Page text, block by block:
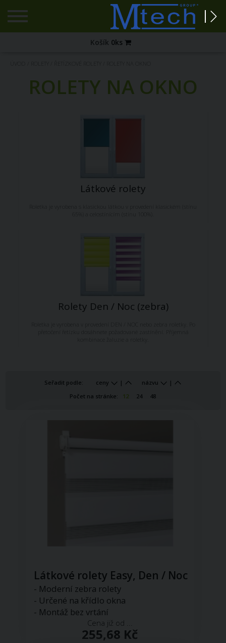
PŘIHLÁŠENÍ
Košík 0ks
ROLETY NA OKNO
Látkové rolety
Rolety Den / Noc (zebra)
Seřadit podle: ceny | názvu
|
Počet na stránke: 12 24 48
Látkové rolety Easy, Den / Noc
- Moderní zebra rolety
- Určené na křídlo okna
- Montáž bez vrtání
Cena již od ...
255,68 Kč